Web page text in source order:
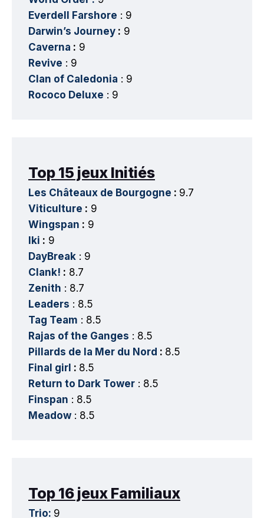
Everdell Farshore : 9
Darwin’s Journey : 9
Caverna : 9
Revive : 9
Clan of Caledonia : 9
Rococo Deluxe : 9
Top 15 jeux Initiés
Les Châteaux de Bourgogne : 9.7
Viticulture : 9
Wingspan : 9
Iki : 9
DayBreak : 9
Clank! : 8.7
Zenith : 8.7
Leaders : 8.5
Tag Team : 8.5
Rajas of the Ganges : 8.5
Pillards de la Mer du Nord : 8.5
Final girl : 8.5
Return to Dark Tower : 8.5
Finspan : 8.5
Meadow : 8.5
Top 16 jeux Familiaux
Trio: 9